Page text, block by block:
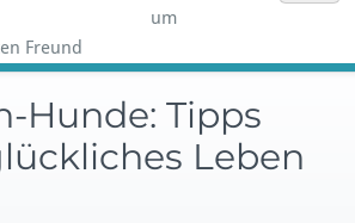
um
Freund
Hunde: Tipps
Leben